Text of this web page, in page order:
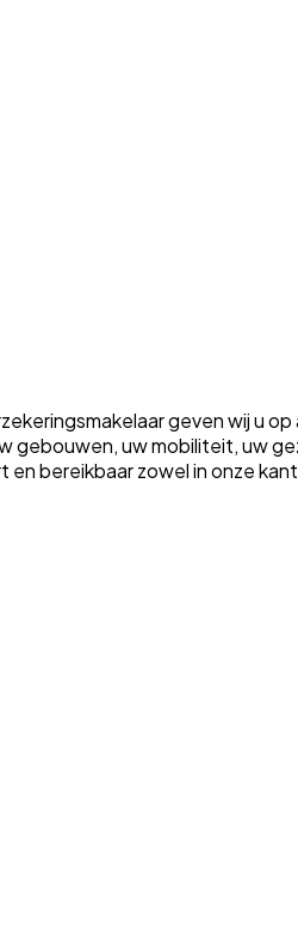
geven wij u
gebouwen, uw mobiliteit, uw
bereikbaar zowel in onze